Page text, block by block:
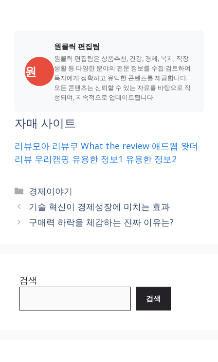
원
원클릭 편집팀
원클릭 편집팀은 상품추천, 건강, 경제, 복지, 직장
생활 등 다양한 분야의 전문 정보를 수집·검토하여
독자에게 정확하고 유익한 콘텐츠를 제공합니다.
모든 콘텐츠는 신뢰할 수 있는 자료를 바탕으로 작
성되며, 지속적으로 업데이트됩니다.
자매 사이트
리뷰모아 리뷰쿠 What the review 애드웹 왓더
리뷰 우리캠핑 유용한 정보1 유용한 정보2
Categories
경제이야기
기술 혁신이 경제성장에 미치는 효과
구매력 하락을 체감하는 진짜 이유는?
검색
검색